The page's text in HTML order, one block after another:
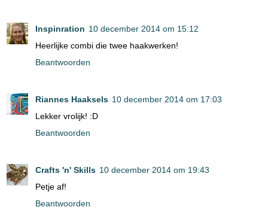
Inspinration 10 december 2014 om 15:12
Heerlijke combi die twee haakwerken!
Beantwoorden
Riannes Haaksels 10 december 2014 om 17:03
Lekker vrolijk! :D
Beantwoorden
Crafts 'n' Skills 10 december 2014 om 19:43
Petje af!
Beantwoorden